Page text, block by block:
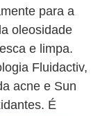
para a
oleosidade
e limpa.
Fluidactiv,
acne e Sun
É